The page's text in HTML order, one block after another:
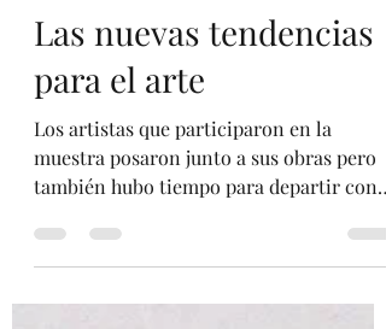
Mariano Matutes Pascual
25 jul 2016
2 min de lectura
Las nuevas tendencias
para el arte
Los artistas que participaron en la
muestra posaron junto a sus obras pero